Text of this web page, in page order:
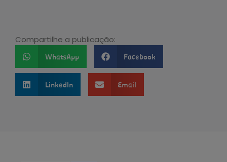
Compartilhe a publicação:
WhatsApp Facebook
LinkedIn Email